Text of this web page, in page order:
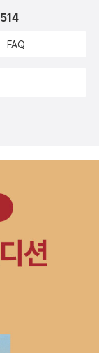
문일 뿐이라서 그
니다.”로 끝나는
들이 피아노의
그런 음악을 “오
무지갯빛이 아니
마와 손을 잡는
건반과 다섯 개의
는 건, 피아노를
시집을 읽으면서
행계획이었다가
요.^^ 약 6
지게 장식용의 역
우선은 전자책
서로 읽고 싶다
, 올 처음 구입한
FAQ